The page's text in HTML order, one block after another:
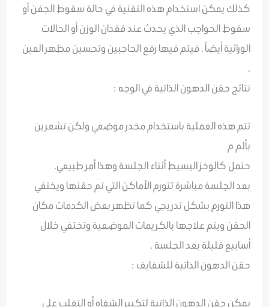
كذلك يمكن استخدام هذه التقنية في حالة سقوط الجفن أو
سقوط الحواجب الذي يحدث عند فقدان الوزن أو الحالات
الوراثية أيضاً ، فيتم فيها رفع الحاجبين وتحسين مظهر العين
.
نتائج حقن الدهون الذاتية في الوجه :
تتم هذه العملية باستخدام مخدر موضعي ولكن تشعرين
بألم م
حتمل كالوخز البسيط أثناء الجلسة وهذا أمر طبيعي.
بعد الجلسة مباشرة تتورم الأماكن التي تم حقنها ويختفي
هذا التورم بشكل تدريجي كما تظهر بعض الكدمات مكان
الحقن ويتم علاجها بالكريمات الموضعية وتختفي خلال
أسابيع قليلة بعد الجلسة .
حقن الدهون الذاتية للشفايف :
يمكن حقن الدهون الذاتية لتكبير الشفاه أو التغلب على